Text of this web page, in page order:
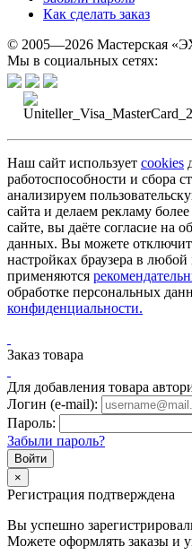
Как сделать заказ
© 2005—2026 Мастерская
Мы в социальных сетях:
Наш сайт использует cookies
работоспособности и сбора
анализируем
сайта и делаем рекламу
сайте, вы даёте согласие на
данных. Вы можете
настройках браузера в
применяются
обработке персональных
конфиденциальности.
Заказ товара
Для добавления товара
Логин (e-mail):
Пароль:
Забыли пароль?
×
Регистрация подтверждена
Вы успешно
Можете оформлять заказы и